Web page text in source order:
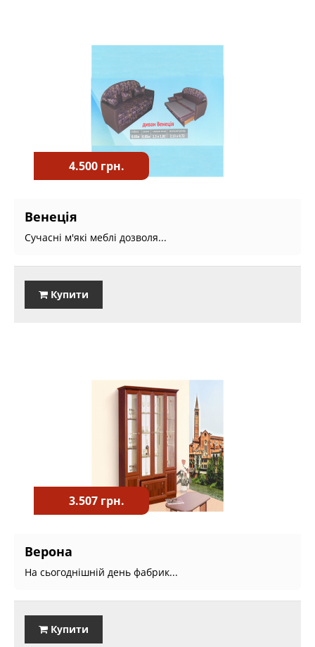
4.500 грн.
Венеція
Сучасні м'які меблі дозволя...
Купити
3.507 грн.
Верона
На сьогоднішній день фабрик...
Купити